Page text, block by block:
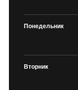
Понедельник
Вторник